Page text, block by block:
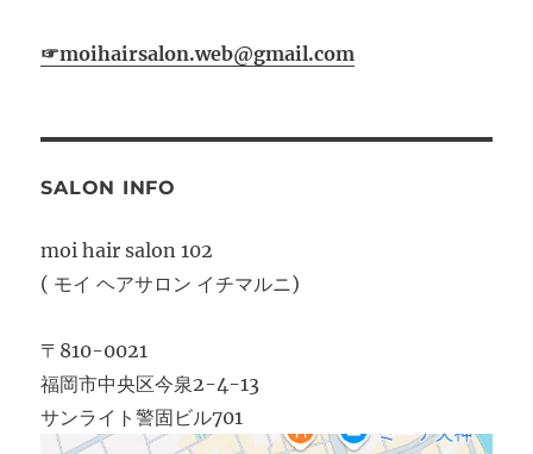
☞moihairsalon.web@gmail.com
SALON INFO
moi hair salon 102
( モイ ヘアサロン イチマルニ)
〒810-0021
福岡市中央区今泉2-4-13
サンライト警固ビル701